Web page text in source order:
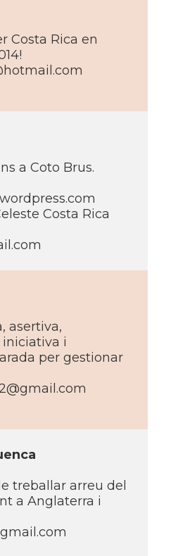
Costa Rica en
a Coto Brus.
Costa Rica
asertiva,
i
per gestionar
treballar arreu del
a Anglaterra i